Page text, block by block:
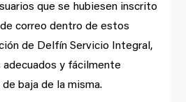
que se hubiesen inscrito
correo dentro de estos
de Delfín Servicio Integral,
adecuados y fácilmente
baja de la misma.